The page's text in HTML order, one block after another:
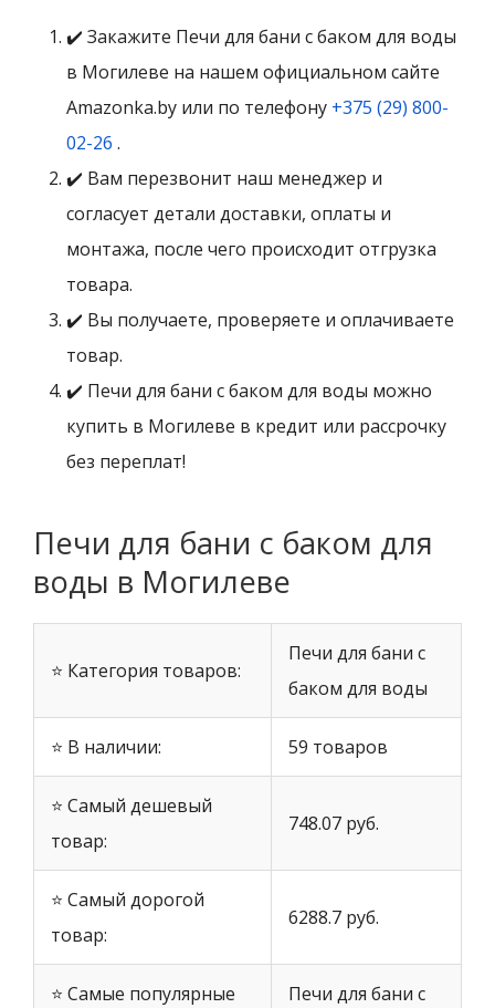
✔️ Закажите Печи для бани с баком для воды
в Могилеве на нашем официальном сайте
Amazonka.by или по телефону +375 (29) 800-
02-26 .
✔️ Вам перезвонит наш менеджер и
согласует детали доставки, оплаты и
монтажа, после чего происходит отгрузка
товара.
✔️ Вы получаете, проверяете и оплачиваете
товар.
✔️ Печи для бани с баком для воды можно
купить в Могилеве в кредит или рассрочку
без переплат!
Печи для бани с баком для
воды в Могилеве
⭐ Категория товаров:
Печи для бани с
баком для воды
⭐ В наличии: 59 товаров
⭐ Самый дешевый
товар:
748.07 руб.
⭐ Самый дорогой
товар:
6288.7 руб.
⭐ Самые популярные
Печи для бани с